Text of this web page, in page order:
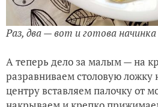
Раз, два — вот и готова начинка
А теперь дело за малым — на
разравниваем столовую
центру вставляем палочку от